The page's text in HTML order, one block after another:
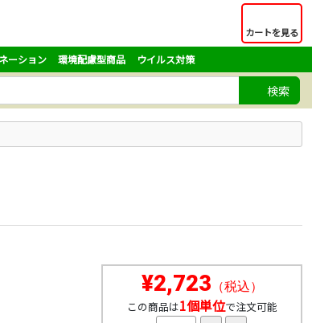
カートを見る
ーション 環境配慮型商品 ウイルス対策
検索
¥2,723 （税込）
この商品は1個単位で注文可能